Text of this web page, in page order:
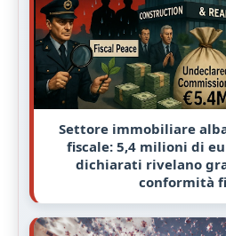
Settore immobiliare
fiscale: 5,4 milioni di
dichiarati rivelano
conformità